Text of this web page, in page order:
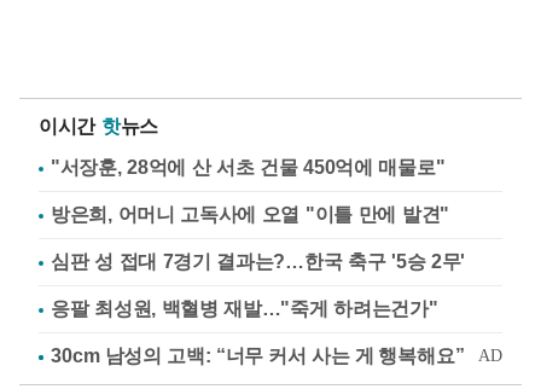
이시간 핫뉴스
"서장훈, 28억에 산 서초 건물 450억에 매물로"
방은희, 어머니 고독사에 오열 "이틀 만에 발견"
심판 성 접대 7경기 결과는?…한국 축구 '5승 2무'
응팔 최성원, 백혈병 재발…"죽게 하려는건가"